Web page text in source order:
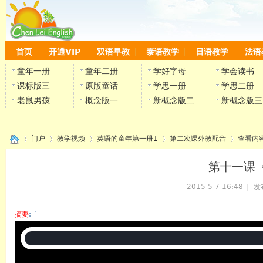
首页 开通VIP 双语早教 泰语教学 日语教学 法语
童年一册 童年二册 学好字母
学会读书
课标版三
原版童话 学思一册
学思二册
老鼠男孩
概念版一 新概念版二 新概念版三
陈雷
门户 教学视频 英语的童年第一册1 第二次课外教配音
›
查看内
第十一课
2015-5-7 16:48 发
摘要: `